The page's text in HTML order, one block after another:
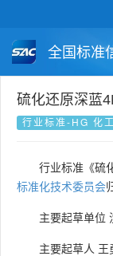
全国标准
国家标准
国外标准
硫化还原深蓝
行业标准-HG 化工
行业标准《硫
标准化技术委员会
主要起草单位
主要起草人 王